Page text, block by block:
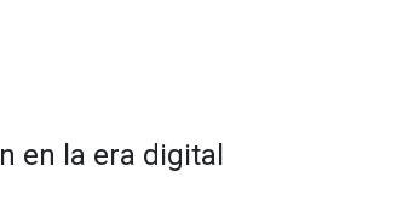
en la era digital